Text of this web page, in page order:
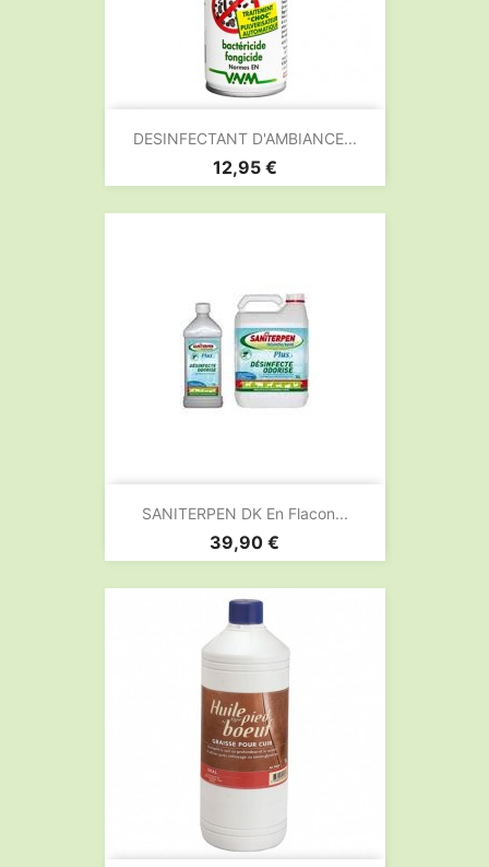
DESINFECTANT D'AMBIANCE...
Prix
12,95 €
SANITERPEN DK En Flacon...
Prix
39,90 €